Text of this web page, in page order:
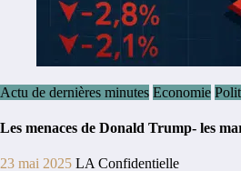
Actu de dernières minutes Economie
Les menaces de Donald Trump- les
23 mai 2025 LA Confidentielle